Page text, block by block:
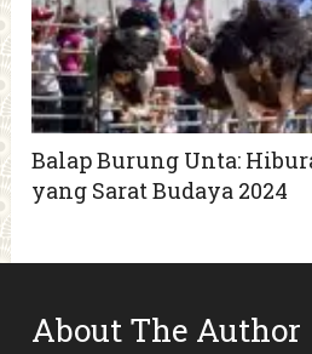
Balap Burung Unta:
yang Sarat Budaya 2024
About The Author